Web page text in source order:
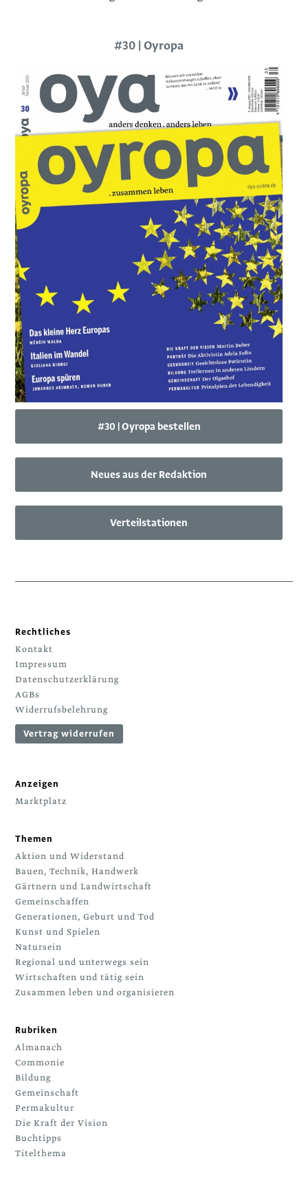
#30 | Oyropa
#30 | Oyropa bestellen
Neues aus der Redaktion
Verteilstationen
Rechtliches
Kontakt
Impressum
Datenschutzerklärung
AGBs
Widerrufsbelehrung
Vertrag widerrufen
Anzeigen
Marktplatz
Themen
Aktion und Widerstand
Bauen, Technik, Handwerk
Gärtnern und Landwirtschaft
Gemeinschaffen
Generationen, Geburt und Tod
Kunst und Spielen
Natursein
Regional und unterwegs sein
Wirtschaften und tätig sein
Zusammen leben und organisieren
Rubriken
Almanach
Commonie
Bildung
Gemeinschaft
Permakultur
Die Kraft der Vision
Buchtipps
Titelthema